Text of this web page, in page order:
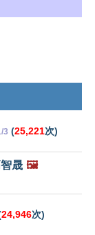
3 (25,221次)
晟 🖼️
24,946次)